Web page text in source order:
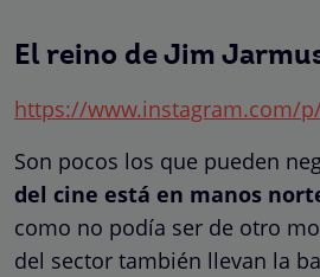
El reino de Jim
https://www.instagram.com/p/
Son pocos los que pueden
del cine está en manos
como no podía ser de otro
del sector también llevan la